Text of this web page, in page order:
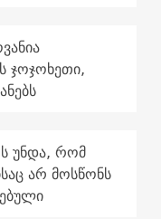
ჯოჯოხეთი,
უნდა, რომ
არ მოსწონს